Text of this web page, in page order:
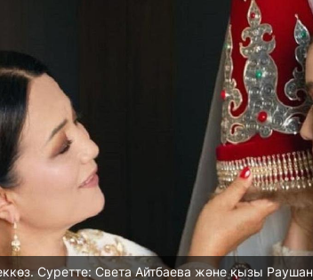
Суретте: Света Айтбаева және қызы Раушан